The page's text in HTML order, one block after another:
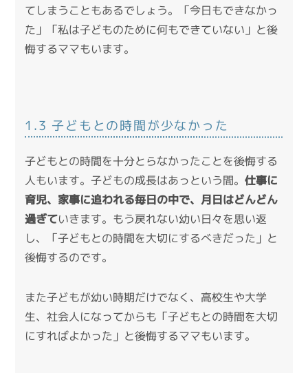
てしまうこともあるでしょう。「今日もできなかっ
た」「私は子どものために何もできていない」と後
悔するママもいます。
1.3 子どもとの時間が少なかった
子どもとの時間を十分とらなかったことを後悔する
人もいます。子どもの成長はあっという間。仕事に
育児、家事に追われる毎日の中で、月日はどんどん
過ぎていきます。もう戻れない幼い日々を思い返
し、「子どもとの時間を大切にするべきだった」と
後悔するのです。
また子どもが幼い時期だけでなく、高校生や大学
生、社会人になってからも「子どもとの時間を大切
にすればよかった」と後悔するママもいます。